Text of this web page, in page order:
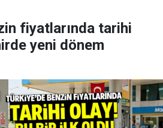
fiyatlarında tarihi
yeni dönem